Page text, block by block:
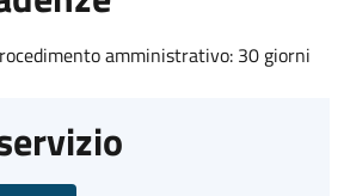
amministrativo: 30 giorni